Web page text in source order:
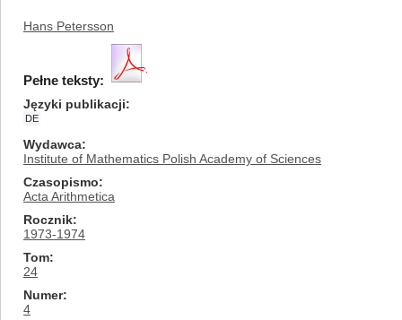
Hans Petersson
Pełne teksty:
Języki publikacji
DE
Wydawca
Institute of Mathematics Polish Academy of Sciences
Czasopismo
Acta Arithmetica
Rocznik
1973-1974
Tom
24
Numer
4